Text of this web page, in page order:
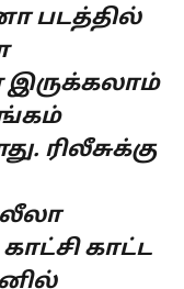
படத்தில்
இருக்கலாம்
ரிலீசுக்கு
காட்சி காட்ட